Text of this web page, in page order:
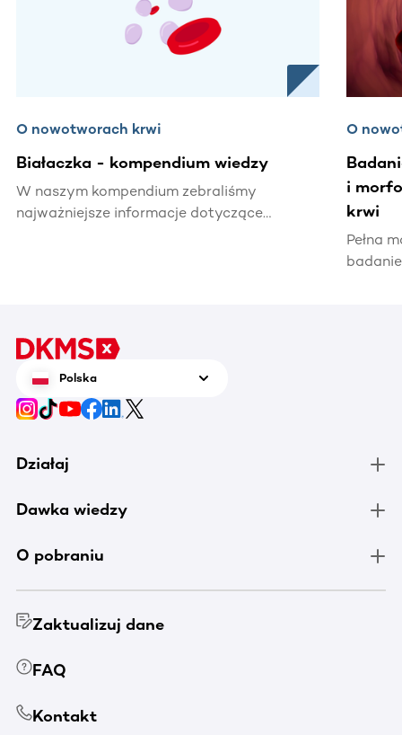
O nowotworach krwi
Białaczka - kompendium wiedzy
W naszym kompendium zebraliśmy
najważniejsze informacje dotyczące
O
i
krwi
Pełna
Polska
Działaj
Dawka wiedzy
O pobraniu
Zaktualizuj dane
FAQ
Kontakt